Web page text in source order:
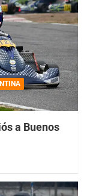
a Buenos